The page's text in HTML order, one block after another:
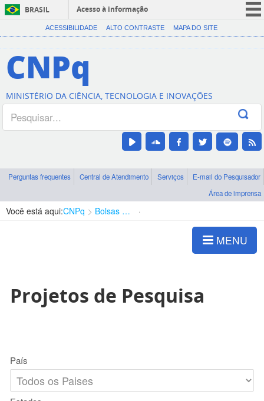
BRASIL
Acesso à informação
CORONAVÍRUS (COVID-19)
Canais
ACESSIBILIDADE ALTO CONTRASTE MAPA DO SITE
CNPq
MINISTÉRIO DA CIÊNCIA, TECNOLOGIA E INOVAÇÕES
Perguntas frequentes Central de Atendimento Serviços
E-mail do Pesquisador
Área de imprensa
Você está aqui:CNPq Bolsas e Auxílios Vigentes
MENU
Projetos de Pesquisa
País